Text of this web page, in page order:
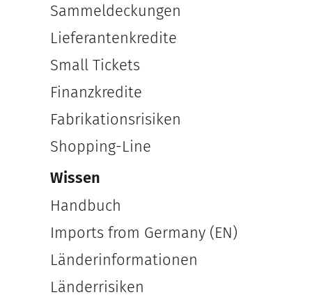
Sammeldeckungen
Lieferantenkredite
Small Tickets
Finanzkredite
Fabrikationsrisiken
Shopping-Line
Wissen
Handbuch
Imports from Germany (EN)
Länderinformationen
Länderrisiken